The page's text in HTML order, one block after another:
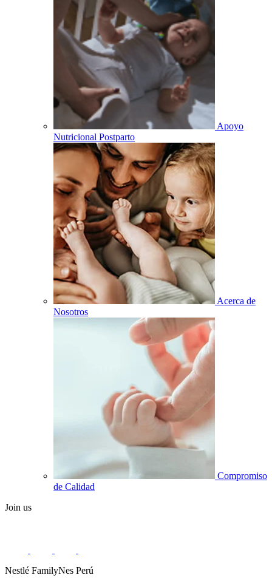
Apoyo
Nutricional Postparto
Acerca de
Nosotros
Compromiso
de Calidad
Join us
Nestlé FamilyNes Perú